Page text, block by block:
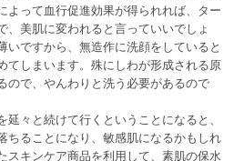
よって血行促進効果が得られれば、ター
、美肌に変われると言っていいでしょ
いですから、無造作に洗顔をしていると
てしまいます。殊にしわが形成される原
ので、やんわりと洗う必要があるので
々と続けて行くということになると、
ちることになり、敏感肌になるかもしれ
スキンケア商品を利用して、素肌の保水